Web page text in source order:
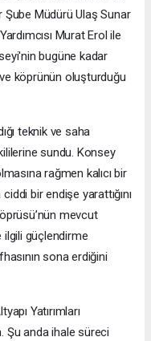
Şube Müdürü Ulaş Sunar
Murat Erol ile
bugüne kadar
ve köprünün oluşturduğu
teknik ve saha
sundu. Konsey
rağmen kalıcı bir
bir endişe yarattığını
mevcut
ilgili güçlendirme
sona erdiğini
Yatırımları
Şu anda ihale süreci